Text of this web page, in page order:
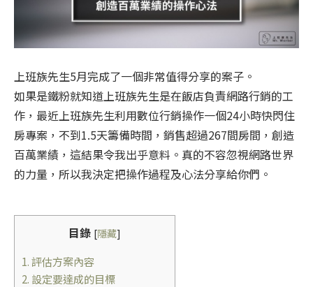
上班族先生5月完成了一個非常值得分享的案子。
如果是鐵粉就知道上班族先生是在飯店負責網路行銷的工
作，最近上班族先生利用數位行銷操作一個24小時快閃住
房專案，不到1.5天籌備時間，銷售超過267間房間，創造
百萬業績，這結果令我出乎意料。真的不容忽視網路世界
的力量，所以我決定把操作過程及心法分享給你們。
目錄 [隱藏]
1. 評估方案內容
2. 設定要達成的目標